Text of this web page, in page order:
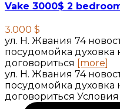
Vake 3000$ 2
3.000 $
ул. Н. Жвания 74
посудомойка духовка
договориться
[more]
ул. Н. Жвания 74
посудомойка духовка
договориться